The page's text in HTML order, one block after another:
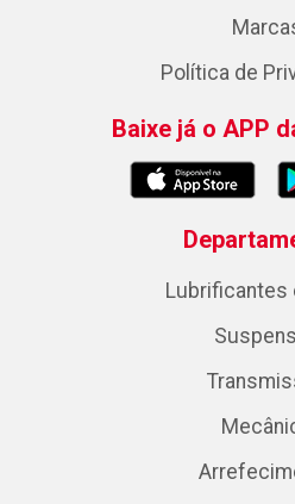
Política de
Baixe já o APP
Lubrificantes